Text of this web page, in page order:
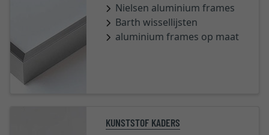
Nielsen aluminium frames
Barth wissellijsten
aluminium frames op maat
KUNSTSTOF KADERS